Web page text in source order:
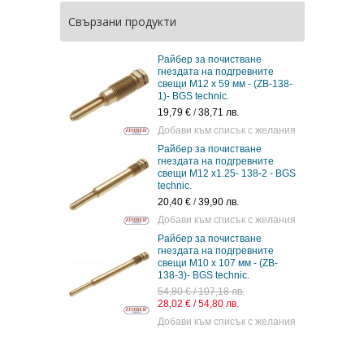
Свързани продукти
Райбер за почистване
гнездата на подгревните
свещи М12 х 59 мм - (ZB-138-
1)- BGS technic.
19,79 €/38,71 лв.
Добави към списък с желания
Райбер за почистване
гнездата на подгревните
свещи M12 x1.25- 138-2 - BGS
technic.
20,40 €/39,90 лв.
Добави към списък с желания
Райбер за почистване
гнездата на подгревните
свещи M10 x 107 мм - (ZB-
138-3)- BGS technic.
54,80 € / 107,18 лв.
28,02 € / 54,80 лв.
Добави към списък с желания